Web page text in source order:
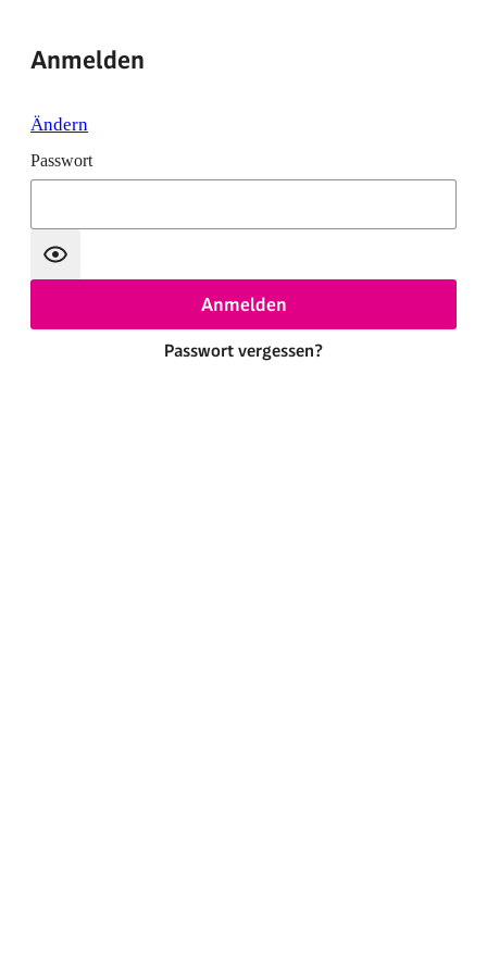
Anmelden
Ändern
Passwort
Anmelden
Passwort vergessen?